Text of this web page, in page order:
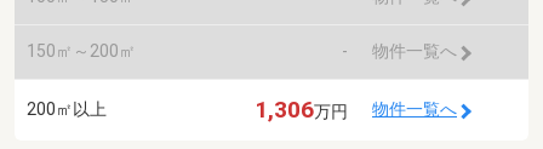
150㎡～200㎡ - 物件一覧へ
200㎡以上 1,306万円 物件一覧へ